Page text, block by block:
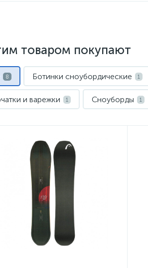
товаром покупают
8 Ботинки сноубордические 1
и варежки 1 Сноуборды 1